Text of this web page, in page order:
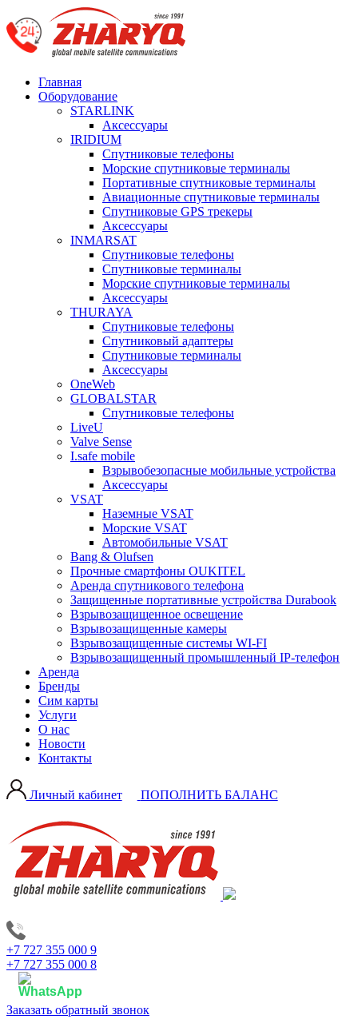
Главная
Оборудование
STARLINK
Аксессуары
IRIDIUM
Спутниковые телефоны
Морские спутниковые терминалы
Портативные спутниковые терминалы
Авиационные спутниковые терминалы
Спутниковые GPS трекеры
Аксессуары
INMARSAT
Спутниковые телефоны
Спутниковые терминалы
Морские спутниковые терминалы
Аксессуары
THURAYA
Спутниковые телефоны
Спутниковый адаптеры
Спутниковые терминалы
Аксессуары
OneWeb
GLOBALSTAR
Спутниковые телефоны
LiveU
Valve Sense
I.safe mobile
Взрывобезопасные мобильные устройства
Аксессуары
VSAT
Наземные VSAT
Морские VSAT
Автомобильные VSAT
Bang & Olufsen
Прочные смартфоны OUKITEL
Аренда спутникового телефона
Защищенные портативные устройства Durabook
Взрывозащищенное освещение
Взрывозащищенные камеры
Взрывозащищенные системы WI-FI
Взрывозащищенный промышленный IP-телефон
Аренда
Бренды
Сим карты
Услуги
О нас
Новости
Контакты
Личный кабинет ПОПОЛНИТЬ БАЛАНС
+7 727 355 000 9
+7 727 355 000 8
Заказать обратный звонок